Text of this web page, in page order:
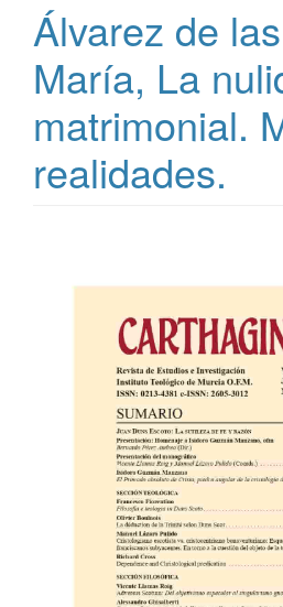
Álvarez de
María, La
matrimonial.
realidades.